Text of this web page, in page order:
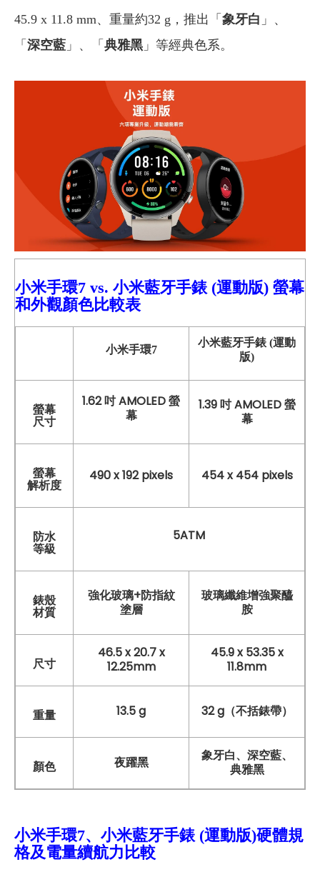
45.9 x 11.8 mm、重量約32 g，推出「 象牙白 」、
「 深空藍 」、「 典雅黑 」等經典色系。
小米手環7 vs. 小米藍牙手錶 (運動版) 螢幕
和外觀顏色比較表
小米手環7
小米藍牙手錶 (運動
版)
螢幕
尺寸
1.62 吋 AMOLED 螢
幕
1.39 吋 AMOLED 螢
幕
螢幕
解析度
490 x 192 pixels 454 x 454 pixels
防水
等級
5ATM
錶殼
材質
強化玻璃+防指紋
塗層
玻璃纖維增強聚醯
胺
尺寸
46.5 x 20.7 x
12.25mm
45.9 x 53.35 x
11.8mm
重量 13.5 g 32 g（不括錶帶）
顏色 夜躍黑
象牙白、深空藍、
典雅黑
小米手環7、小米藍牙手錶 (運動版)硬體規
格及電量續航力比較